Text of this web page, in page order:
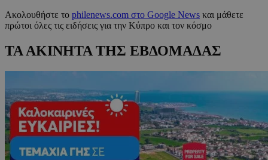
Ακολουθήστε το philenews.com στο Google News και μάθετε
πρώτοι όλες τις ειδήσεις για την Κύπρο και τον κόσμο
ΤΑ ΑΚΙΝΗΤΑ ΤΗΣ ΕΒΔΟΜΑΔΑΣ